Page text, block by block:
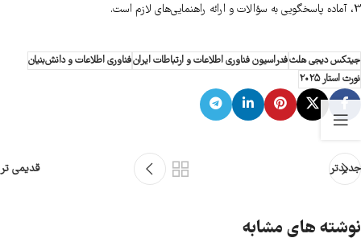
3، آماده پاسخگویی به سؤالات و ارائه راهنمایی‌های لازم است.
جیتکس دیجی هلثفدراسیون فناوری اطلاعات و ارتباطات ایرانفناوری اطلاعات و دانش‌بنیان
نورث استار ۲۰۲۵
جدیدتر قدیمی تر
نوشته های مشابه